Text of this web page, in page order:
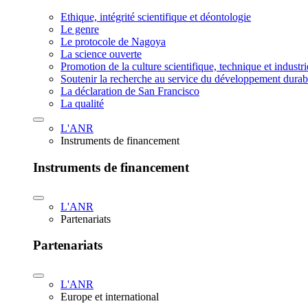
Ethique, intégrité scientifique et déontologie
Le genre
Le protocole de Nagoya
La science ouverte
Promotion de la culture scientifique, technique et
Soutenir la recherche au service du développement
La déclaration de San Francisco
La qualité
L'ANR
Instruments de financement
Instruments de financement
L'ANR
Partenariats
Partenariats
L'ANR
Europe et international